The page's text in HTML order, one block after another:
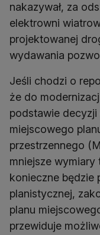
nakazywał, za
elektrowni
projektowanej
wydawania
Jeśli chodzi o
że do
podstawie
miejscowego
przestrzennego
mniejsze
konieczne będzie
planistycznej,
planu
przewiduje